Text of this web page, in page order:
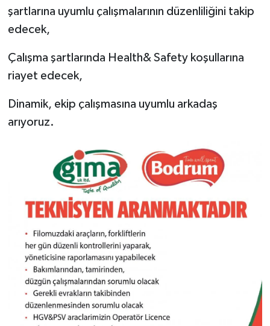
şartlarına uyumlu çalışmalarının düzenliliğini takip
edecek,
Çalışma şartlarında Health& Safety koşullarına
riayet edecek,
Dinamik, ekip çalışmasına uyumlu arkadaş
arıyoruz.